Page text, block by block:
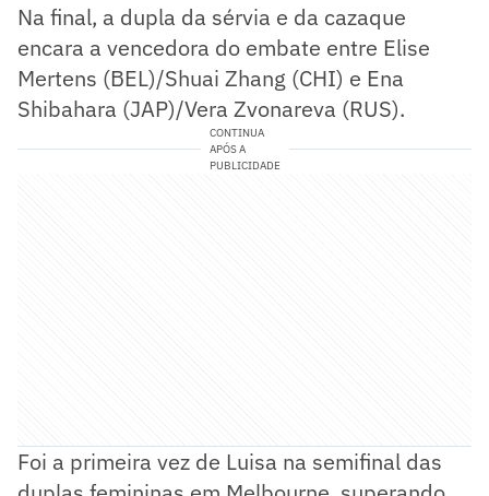
Na final, a dupla da sérvia e da cazaque
encara a vencedora do embate entre Elise
Mertens (BEL)/Shuai Zhang (CHI) e Ena
Shibahara (JAP)/Vera Zvonareva (RUS).
CONTINUA
APÓS A
PUBLICIDADE
Foi a primeira vez de Luisa na semifinal das